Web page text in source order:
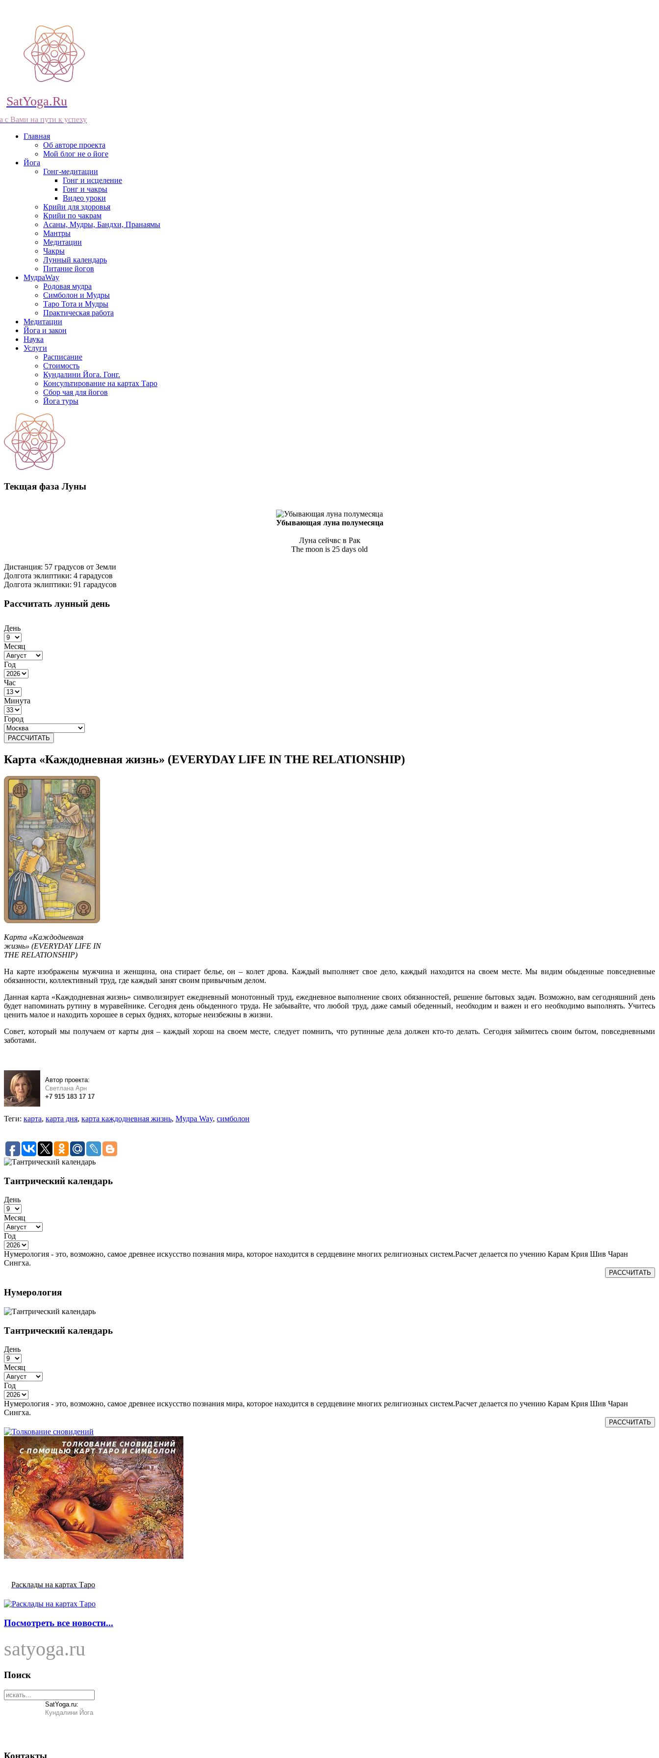
SatYoga.Ru
с Вами на пути к успеху
Главная
Об авторе проекта
Мой блог не о йоге
Йога
Гонг-медитации
Гонг и исцеление
Гонг и чакры
Видео уроки
Крийи для здоровья
Крийи по чакрам
Асаны, Мудры, Бандхи, Пранаямы
Мантры
Медитации
Чакры
Лунный календарь
Питание йогов
МудраWay
Родовая мудра
Симболон и Мудры
Таро Тота и Мудры
Практическая работа
Медитации
Йога и закон
Наука
Услуги
Расписание
Стоимость
Кундалини Йога. Гонг.
Консультирование на картах Таро
Сбор чая для йогов
Йога туры
Текщая фаза Луны
Убывающая луна полумесяца
Луна сейчвс в Рак
The moon is 25 days old
Дистанция: 57 градусов от Земли
Долгота эклиптики: 4 гарадусов
Долгота эклиптики: 91 гарадусов
Рассчитать лунный день
День
Месяц
Год
Час
Минута
Город
РАССЧИТАТЬ
Карта «Каждодневная жизнь» (EVERYDAY LIFE IN THE RELATIONSHIP)
Карта «Каждодневная
жизнь» (EVERYDAY LIFE IN
THE RELATIONSHIP)
На карте изображены мужчина и женщина, она стирает белье, он – колет дрова. Каждый выполняет свое дело, каждый находится на своем месте. Мы видим обыденные повседневные
обязанности, коллективный труд, где каждый занят своим привычным делом.
Данная карта «Каждодневная жизнь» символизирует ежедневный монотонный труд, ежедневное выполнение своих обязанностей, решение бытовых задач. Возможно, вам сегодняшний день
будет напоминать рутину в муравейнике. Сегодня день обыденного труда. Не забывайте, что любой труд, даже самый обеденный, необходим и важен и его необходимо выполнять. Учитесь
ценить малое и находить хорошее в серых буднях, которые неизбежны в жизни.
Совет, который мы получаем от карты дня – каждый хорош на своем месте, следует помнить, что рутинные дела должен кто-то делать. Сегодня займитесь своим бытом, повседневными
заботами.
Автор проекта:
Светлана Арн
+7 915 183 17 17
Теги: карта, карта дня, карта каждодневная жизнь, Мудра Way, симболон
Тантрический календарь
День
Месяц
Год
Нумерология - это, возможно, самое древнее искусство познания мира, которое находится в сердцевине многих религиозных систем.Расчет делается по учению Карам Крия Шив Чаран
Сингха.
РАССЧИТАТЬ
Нумерология
Тантрический календарь
День
Месяц
Год
Нумерология - это, возможно, самое древнее искусство познания мира, которое находится в сердцевине многих религиозных систем.Расчет делается по учению Карам Крия Шив Чаран
Сингха.
РАССЧИТАТЬ
Расклады на картах Таро
Посмотреть все новости...
satyoga.ru
Поиск
SatYoga.ru:
Кундалини Йога